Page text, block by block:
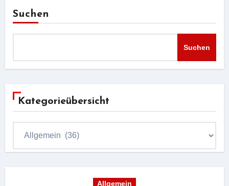
Suchen
Suchen
Kategorieübersicht
Allgemein